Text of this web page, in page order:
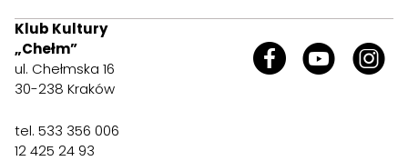
Klub Kultury
„Chełm”
ul. Chełmska 16
30-238 Kraków
tel. 533 356 006
12 425 24 93